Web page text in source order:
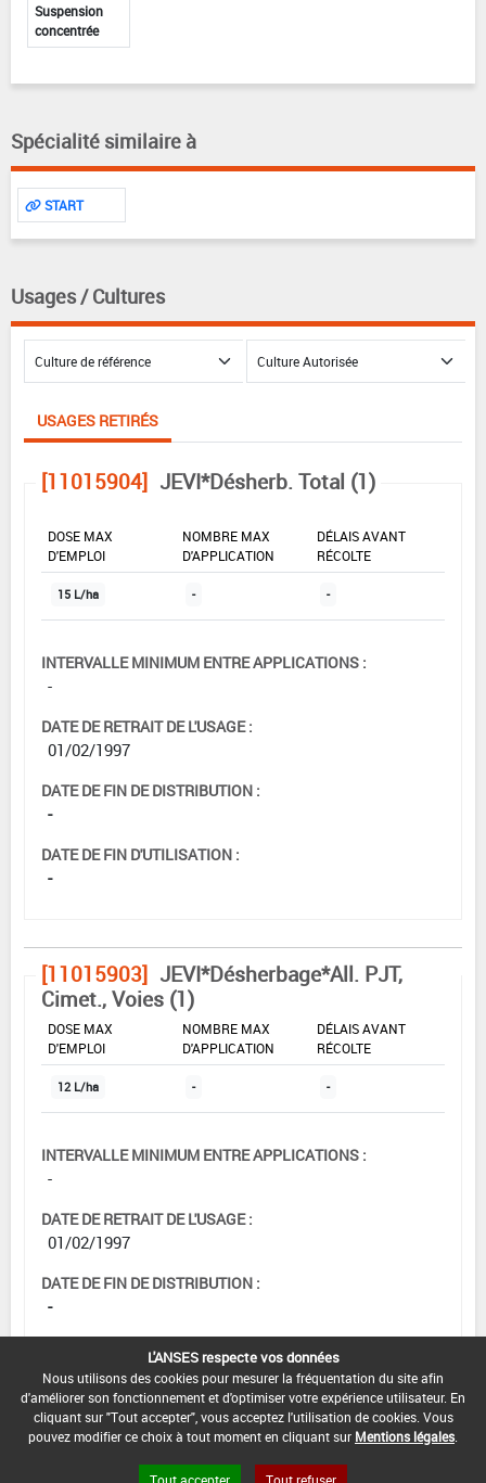
Suspension
concentrée
Spécialité similaire à
START
Usages / Cultures
USAGES RETIRÉS
[11015904] JEVI*Désherb. Total (1)
DOSE MAX
D'EMPLOI
NOMBRE MAX
D'APPLICATION
DÉLAIS AVANT
RÉCOLTE
15 L/ha - -
INTERVALLE MINIMUM ENTRE APPLICATIONS :
-
DATE DE RETRAIT DE L'USAGE :
01/02/1997
DATE DE FIN DE DISTRIBUTION :
-
DATE DE FIN D'UTILISATION :
-
[11015903] JEVI*Désherbage*All. PJT,
Cimet., Voies (1)
DOSE MAX
D'EMPLOI
NOMBRE MAX
D'APPLICATION
DÉLAIS AVANT
RÉCOLTE
12 L/ha - -
INTERVALLE MINIMUM ENTRE APPLICATIONS :
-
DATE DE RETRAIT DE L'USAGE :
01/02/1997
DATE DE FIN DE DISTRIBUTION :
-
DATE DE FIN D'UTILISATION :
-
L'ANSES respecte vos données
Nous utilisons des cookies pour mesurer la fréquentation du site afin
d'améliorer son fonctionnement et d'optimiser votre expérience utilisateur. En
cliquant sur "Tout accepter", vous acceptez l'utilisation de cookies. Vous
pouvez modifier ce choix à tout moment en cliquant sur Mentions légales